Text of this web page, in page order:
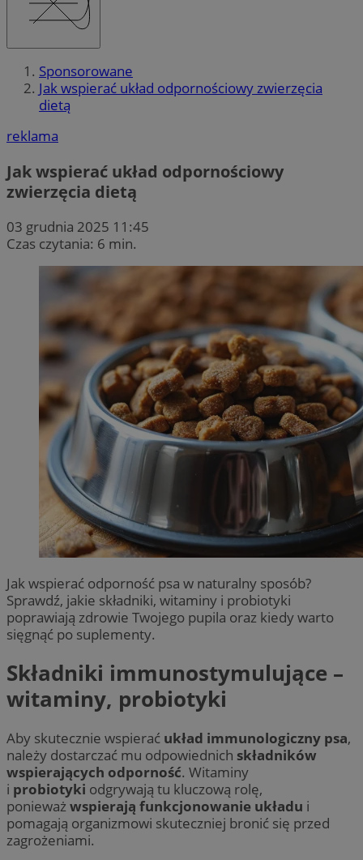
Sponsorowane
Jak wspierać układ odpornościowy zwierzęcia
dietą
reklama
Jak wspierać układ odpornościowy
zwierzęcia dietą
03 grudnia 2025 11:45
Czas czytania: 6 min.
Jak wspierać odporność psa w naturalny sposób?
Sprawdź, jakie składniki, witaminy i probiotyki
poprawiają zdrowie Twojego pupila oraz kiedy warto
sięgnąć po suplementy.
Składniki immunostymulujące –
witaminy, probiotyki
Aby skutecznie wspierać układ immunologiczny psa,
należy dostarczać mu odpowiednich składników
wspierających odporność. Witaminy
i probiotyki odgrywają tu kluczową rolę,
ponieważwspierają funkcjonowanie układu i
pomagają organizmowi skuteczniej bronić się przed
zagrożeniami.